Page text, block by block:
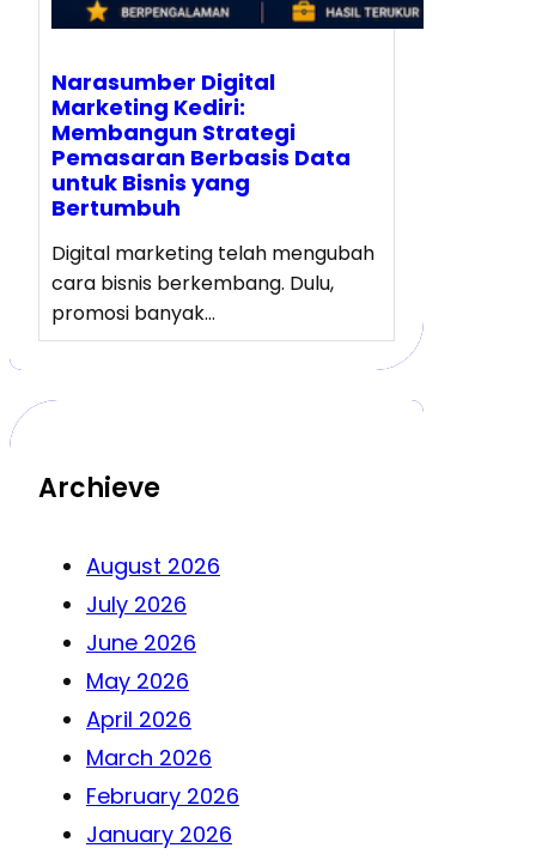
Narasumber Digital
Marketing Kediri:
Membangun Strategi
Pemasaran Berbasis Data
untuk Bisnis yang
Bertumbuh
Digital marketing telah mengubah
cara bisnis berkembang. Dulu,
promosi banyak…
Archieve
August 2026
July 2026
June 2026
May 2026
April 2026
March 2026
February 2026
January 2026